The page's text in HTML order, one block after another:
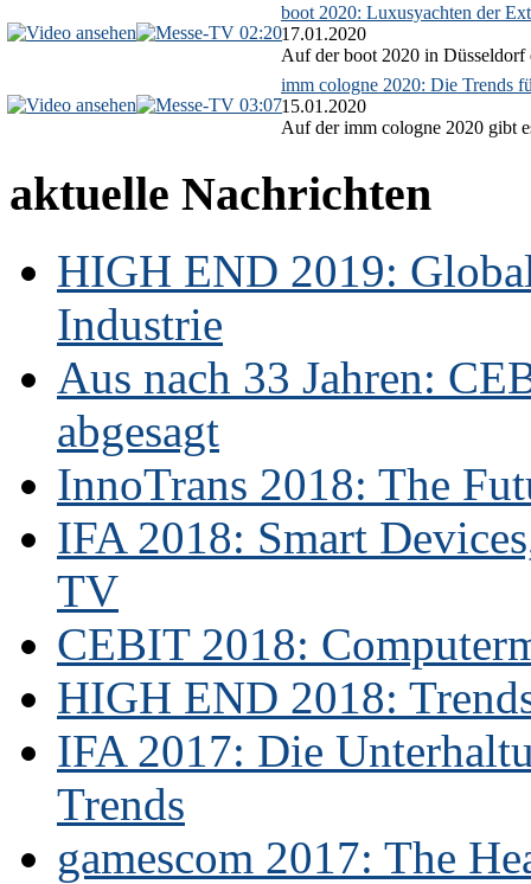
02:20
boot 2020: Luxusyachten der
17.01.2020
Auf der boot 2020 in Düsseldorf
03:07
imm cologne 2020: Die Trends
15.01.2020
Auf der imm cologne 2020 gibt
aktuelle Nachrichten
HIGH END 2019:
Industrie
Aus nach 33 Jahren:
abgesagt
InnoTrans 2018: The
IFA 2018: Smart
TV
CEBIT 2018:
HIGH END 2018:
IFA 2017: Die
Trends
gamescom 2017: The